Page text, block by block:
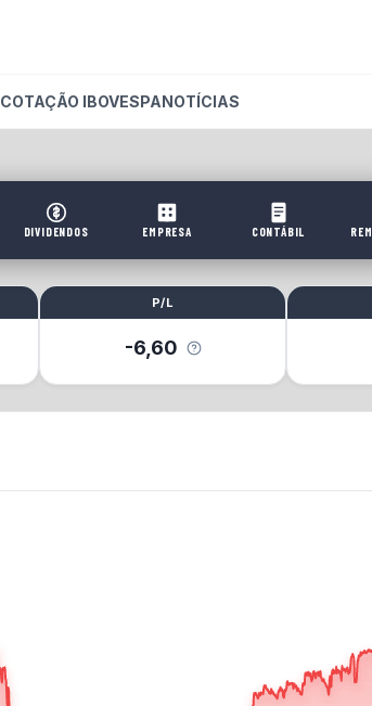
COTAÇÃO IBOVESPANOTÍCIAS
DIVIDENDOS EMPRESA CONTÁBIL
P/L
-6,60